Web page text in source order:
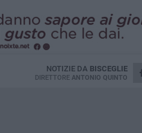
NOTIZIE DA BISCEGLIE
DIRETTORE ANTONIO QUINTO